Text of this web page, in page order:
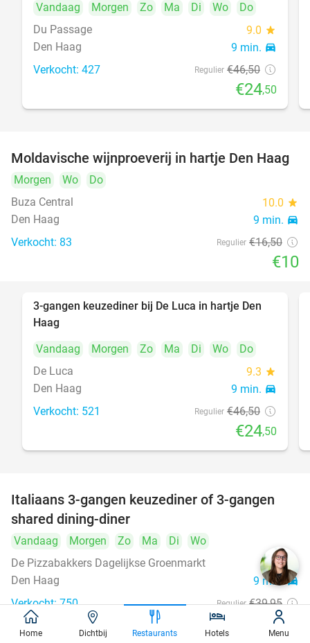
Vandaag
Morgen Zo Ma Di Wo
Do
Du Passage
9.0 star
Den Haag 9 min. directions_car
Verkocht: 427 Regulier €46,50
€24,50
39%
Moldavische wijnproeverij in hartje Den Haag
Morgen Wo
Do
Buza Central
10.0 star
Den Haag 9 min. directions_car
Verkocht: 83 Regulier €16,50
€10
47%
3-gangen keuzediner bij De Luca in hartje Den
Haag
Vandaag
Morgen Zo Ma Di Wo
Do
De Luca
9.3 star
Den Haag 9 min. directions_car
Verkocht: 521 Regulier €46,50
€24,50
50%
Italiaans 3-gangen keuzediner of 3-gangen
shared dining-diner
Vandaag Morgen Zo Ma Di
Wo
De Pizzabakkers Dagelijkse Groenmarkt
8.6star
Den Haag 9 min.directions_car
Verkocht: 750 Regulier €39,95
€19
Home Dichtbij Restaurants Hotels Menu